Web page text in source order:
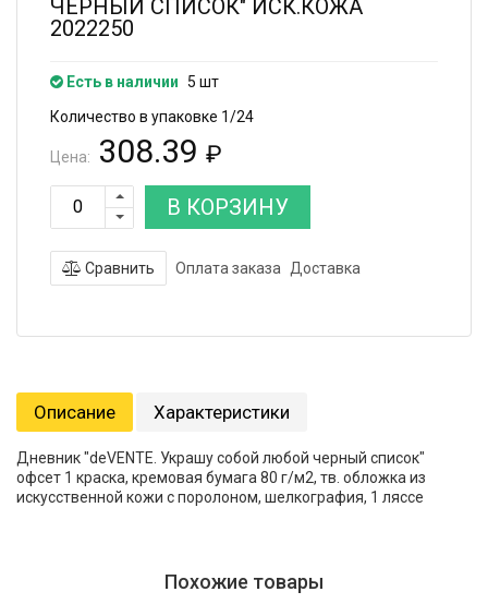
ЧЕРНЫЙ СПИСОК" ИСК.КОЖА
2022250
Есть в наличии
5 шт
Количество в упаковке 1/24
Цена: 308.39 ₽
В КОРЗИНУ
Сравнить Оплата заказа Доставка
Описание Характеристики
Дневник "deVENTE. Украшу собой любой черный список"
офсет 1 краска, кремовая бумага 80 г/м2, тв. обложка из
искусственной кожи с поролоном, шелкография, 1 ляссе
Похожие товары